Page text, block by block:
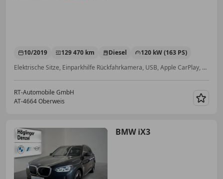
10/2019 129 470 km Diesel
120 kW (163 PS)
Elektrische Sitze, Einparkhilfe Rückfahrkamera, USB, Apple CarPlay, Sitzheizung, ABS, Volldigitales Kombiinstrument, Einparkhilfe Sensoren vorne
RT-Automobile GmbH
AT-4664 Oberweis
BMW iX3